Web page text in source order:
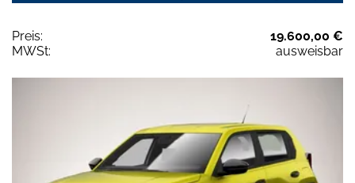
Preis:
19.600,00 €
MWSt:
ausweisbar